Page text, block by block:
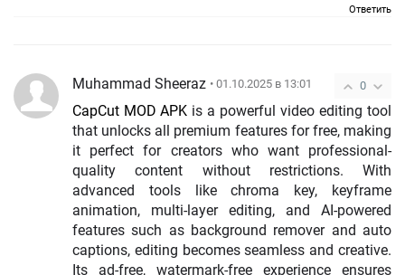
Ответить
0
Muhammad Sheeraz • 01.10.2025 в 13:01
CapCut MOD APK is a powerful video editing tool
that unlocks all premium features for free, making
it perfect for creators who want professional-
quality content without restrictions. With
advanced tools like chroma key, keyframe
animation, multi-layer editing, and AI-powered
features such as background remover and auto
captions, editing becomes seamless and creative.
Its ad-free, watermark-free experience ensures